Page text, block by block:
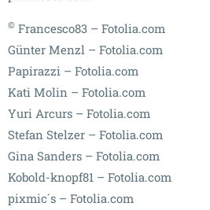
© Francesco83 – Fotolia.com
Günter Menzl – Fotolia.com
Papirazzi – Fotolia.com
Kati Molin – Fotolia.com
Yuri Arcurs – Fotolia.com
Stefan Stelzer – Fotolia.com
Gina Sanders – Fotolia.com
Kobold-knopf81 – Fotolia.com
pixmic´s – Fotolia.com